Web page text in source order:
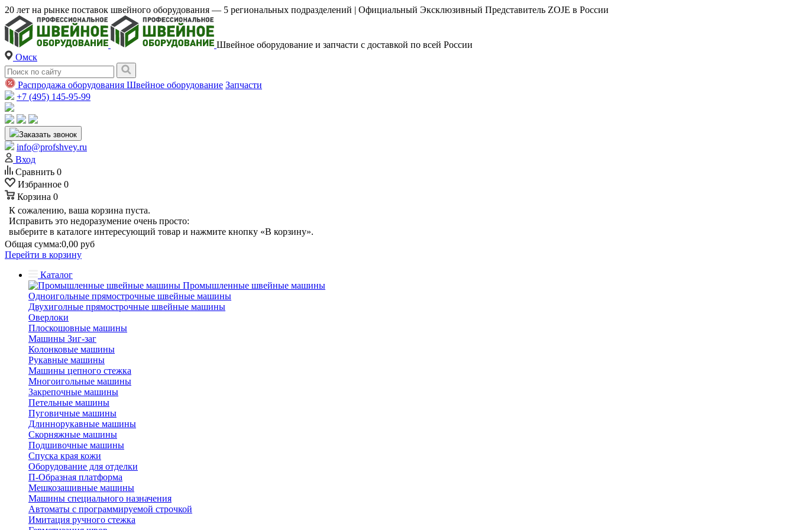
20 лет на рынке поставок швейного оборудования — 5 региональных подразделений | Официальный Эксклюзивный Представитель ZOJE в России
Швейное оборудование и запчасти с доставкой по всей России
Омск
Распродажа оборудования Швейное оборудование Запчасти
+7 (495) 145-95-99
Заказать звонок
info@profshvey.ru
Вход
Сравнить 0
Избранное 0
Корзина 0
К сожалению, ваша корзина пуста.
Исправить это недоразумение очень просто:
выберите в каталоге интересующий товар и нажмите кнопку «В корзину».
Общая сумма:0,00 руб
Перейти в корзину
Каталог
Промышленные швейные машины
Одноигольные прямострочные швейные машины
Двухиголные прямострочные швейные машины
Оверлоки
Плоскошовные машины
Машины Зиг-заг
Колонковые машины
Рукавные машины
Машины цепного стежка
Многоигольные машины
Закрепочные машины
Петельные машины
Пуговичные машины
Длиннорукавные машины
Скорняжные машины
Подшивочные машины
Спуска края кожи
Оборудование для отделки
П-Образная платформа
Мешкозашивные машины
Машины специального назначения
Автоматы с программируемой строчкой
Имитация ручного стежка